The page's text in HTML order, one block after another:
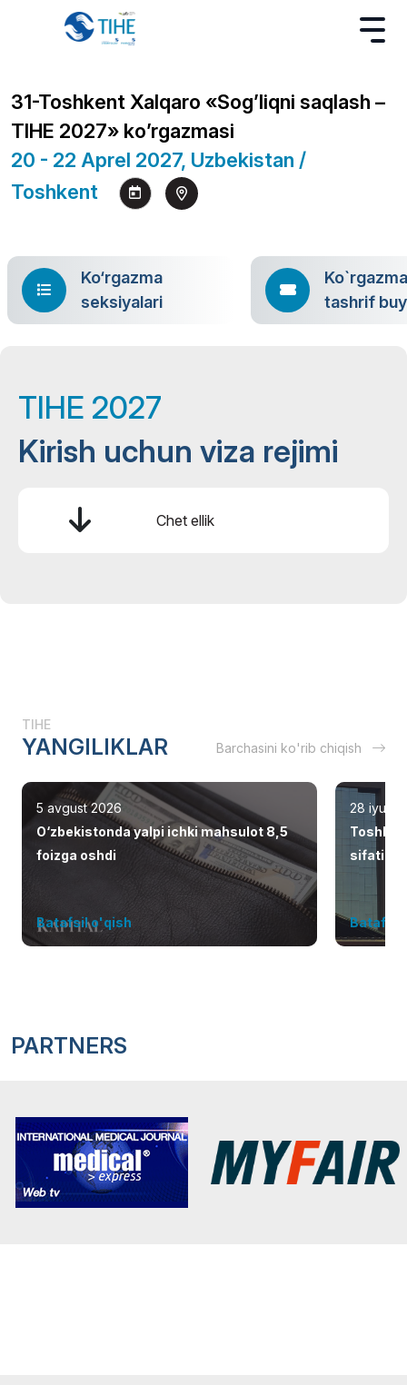
31-Toshkent Xalqaro «Sog’liqni saqlash –
TIHE 2027» ko’rgazmasi
20 - 22 Aprel 2027, Uzbekistan /
Toshkent
Ko‘rgazma
seksiyalari
tashrif
TIHE 2027
Kirish uchun viza rejimi
Chet ellik
TIHE
YANGILIKLAR Barchasini ko'rib chiqish
5 avgust 2026
O‘zbekistonda yalpi ichki mahsulot 8,5
foizga oshdi
Batafsil o'qish
28 iyul
Batafsil
PARTNERS